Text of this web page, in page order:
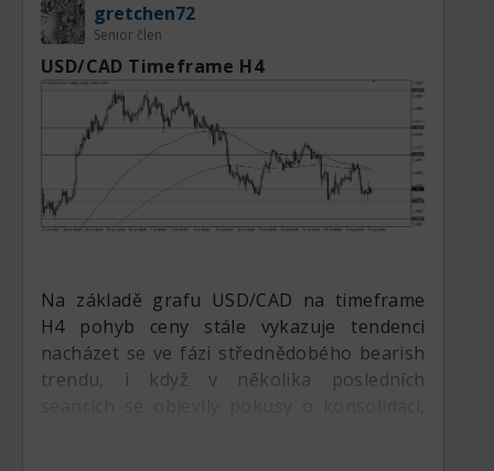
gretchen72
Senior člen
USD/CAD Timeframe H4
Na základě grafu USD/CAD na timeframe
H4 pohyb ceny stále vykazuje tendenci
nacházet se ve fázi střednědobého bearish
trendu, i když v několika posledních